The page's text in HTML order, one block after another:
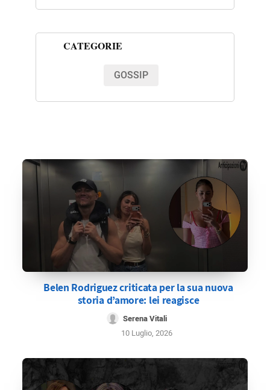
CATEGORIE
GOSSIP
Belen Rodriguez criticata per la sua nuova
storia d’amore: lei reagisce
Serena Vitali
10 Luglio, 2026